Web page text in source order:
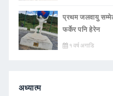
प्रथम जलवायु
फर्केर पनि हेरेन
१ वर्ष अगाडि
अध्यात्म